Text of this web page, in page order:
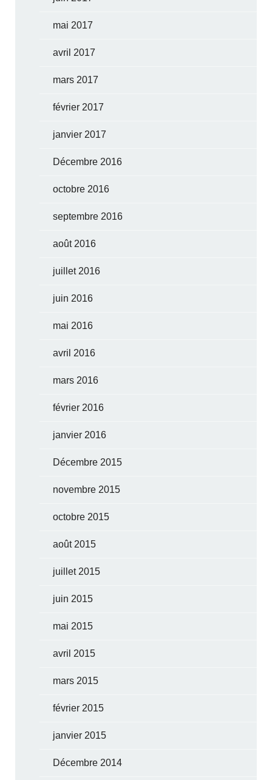
mai 2017
avril 2017
mars 2017
février 2017
janvier 2017
Décembre 2016
octobre 2016
septembre 2016
août 2016
juillet 2016
juin 2016
mai 2016
avril 2016
mars 2016
février 2016
janvier 2016
Décembre 2015
novembre 2015
octobre 2015
août 2015
juillet 2015
juin 2015
mai 2015
avril 2015
mars 2015
février 2015
janvier 2015
Décembre 2014